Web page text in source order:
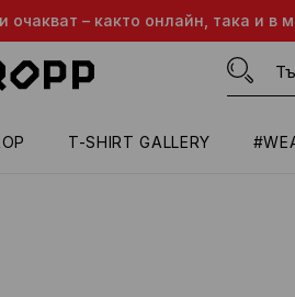
– както онлайн, така и в
T-SHIRT GALLERY